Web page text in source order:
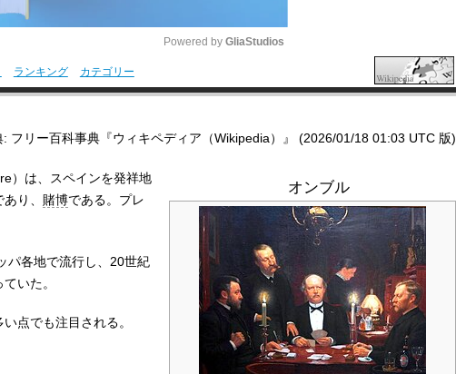
M
t
Powered by GliaStudios
ランキング カテゴリー
: フリー百科事典『ウィキペディア（Wikipedia）』 (2026/01/18 01:03 UTC 版)
オンブル
）は、スペインを発祥地
あり、 賭博である。プレ
パ各地で流行し、20世紀
いた。
点でも注目される。